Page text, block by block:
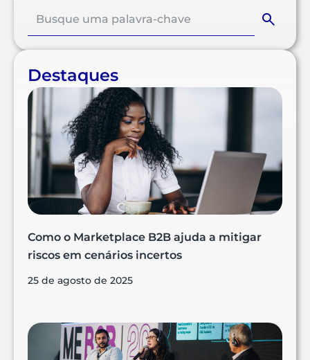
Destaques
Como o Marketplace B2B ajuda a mitigar
riscos em cenários incertos
25 de agosto de 2025